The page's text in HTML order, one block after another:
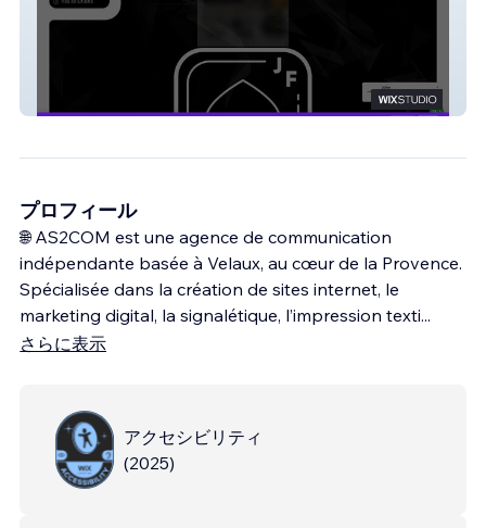
プロフィール
🌐 AS2COM est une agence de communication
indépendante basée à Velaux, au cœur de la Provence.
Spécialisée dans la création de sites internet, le
marketing digital, la signalétique, l’impression texti...
さらに表示
アクセシビリティ
(2025)